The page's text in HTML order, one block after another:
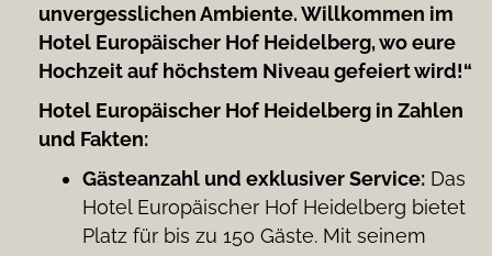
unvergesslichen Ambiente. Willkommen im
Hotel Europäischer Hof Heidelberg, wo eure
Hochzeit auf höchstem Niveau gefeiert wird!“
Hotel Europäischer Hof Heidelberg in Zahlen
und Fakten:
Gästeanzahl und exklusiver Service: Das
Hotel Europäischer Hof Heidelberg bietet
Platz für bis zu 150 Gäste. Mit seinem